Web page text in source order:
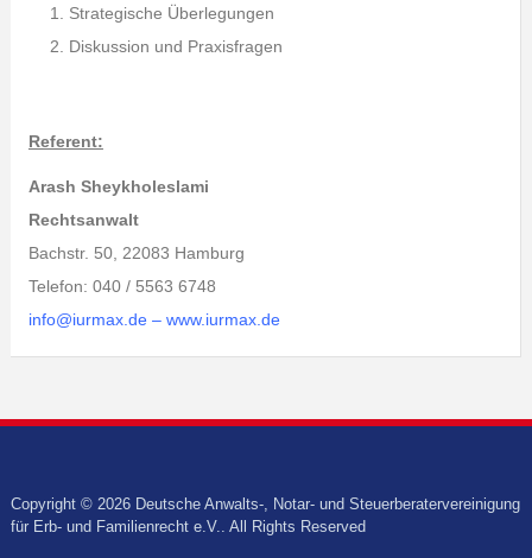
Strategische Überlegungen
Diskussion und Praxisfragen
Referent:
Arash Sheykholeslami
Rechtsanwalt
Bachstr. 50, 22083 Hamburg
Telefon: 040 / 5563 6748
info@iurmax.de – www.iurmax.de
Copyright © 2026 Deutsche Anwalts-, Notar- und Steuerberatervereinigung
für Erb- und Familienrecht e.V.. All Rights Reserved